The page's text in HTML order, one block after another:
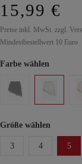
15,99 €
Preise inkl. MwSt. zzgl.
Mindestbestellwert 10 Euro
Farbe wählen
Größe wählen
3 4 5